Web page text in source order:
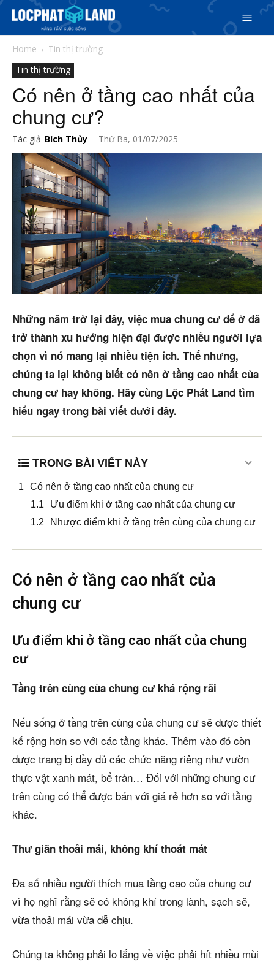
Search
Search
5/5(31 Reviews)
Phiên bản cập nhật V3
& tìm kiếm nhanh chóng hơn
Trang chủ
Dự án
Mua bán
Thị trường
Liên hệ
Home
Tin thị trường
Tin thị trường
Có nên ở tầng cao nhất của
chung cư?
Tác giả Bích Thủy - Thứ Ba, 01/07/2025
Những năm trở lại đây, việc mua chung cư để ở đã
trở thành xu hướng hiện đại được nhiều người lựa
chọn vì nó mang lại nhiều tiện ích. Thế nhưng,
chúng ta lại không biết có nên ở tầng cao nhất của
chung cư hay không. Hãy cùng Lộc Phát Land tìm
hiểu ngay trong bài viết dưới đây.
TRONG BÀI VIẾT NÀY
Có nên ở tầng cao nhất của chung cư
Ưu điểm khi ở tầng cao nhất của chung cư
Nhược điểm khi ở tầng trên cùng của chung cư
Có nên ở tầng cao nhất của
chung cư
Ưu điểm khi ở tầng cao nhất của chung
cư
Tầng trên cùng của chung cư khá rộng rãi
Nếu sống ở tầng trên cùng của chung cư sẽ được thiết
kế rộng hơn so với các tầng khác. Thêm vào đó còn
được trang bị đầy đủ các chức năng riêng như vườn
thực vật xanh mát, bể tràn… Đối với những chung cư
trên cùng có thể được bán với giá rẻ hơn so với tầng
khác.
Thư giãn thoải mái, không khí thoát mát
Đa số nhiều người thích mua tầng cao của chung cư
vì họ nghĩ rằng sẽ có không khí trong lành, sạch sẽ,
vừa thoải mái vừa dễ chịu.
Chúng ta không phải lo lắng về việc phải hít nhiều mùi